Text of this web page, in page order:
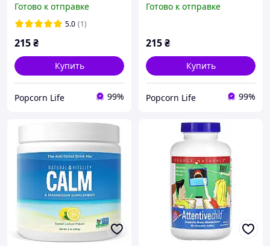
Готово к отправке
5.0 (1)
215₴
Купить
Popcorn Life 99%
Готово к отправке
215₴
Купить
Popcorn Life 99%